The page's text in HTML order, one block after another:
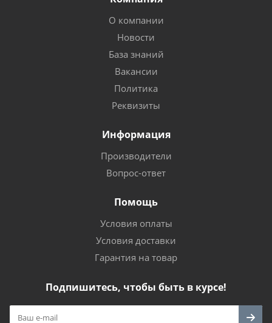
О компании
Новости
База знаний
Вакансии
Политика
Реквизиты
Информация
Производители
Вопрос-ответ
Помощь
Условия оплаты
Условия доставки
Гарантия на товар
Подпишитесь, чтобы быть в курсе!